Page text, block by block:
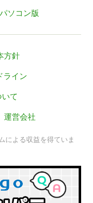
パソコン版
方針
ライン
て
運営会社
による収益を得ていま